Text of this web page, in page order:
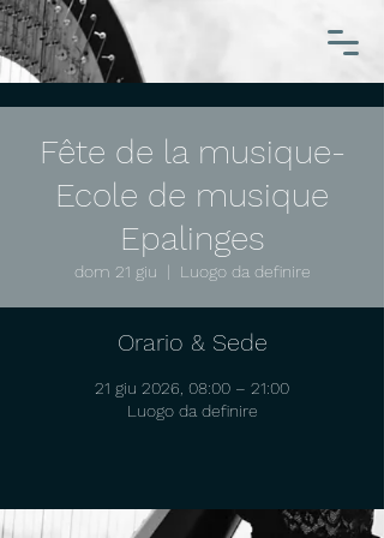
Fête de la musique-
Ecole de musique
Epalinges
dom 21 giu Luogo da definire
Orario & Sede
21 giu 2026, 08:00 – 21:00
Luogo da definire